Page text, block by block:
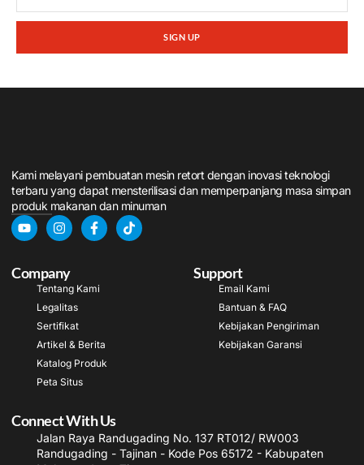
SIGN UP
Kami melayani pembuatan mesin retort dengan inovasi teknologi
terbaru yang dapat mensterilisasi dan memperpanjang masa simpan
produk makanan dan minuman
Company
Tentang Kami
Legalitas
Sertifikat
Artikel & Berita
Katalog Produk
Peta Situs
Support
Email Kami
Bantuan & FAQ
Kebijakan Pengiriman
Kebijakan Garansi
Connect With Us
Jalan Raya Randugading No. 137 RT012/ RW003
Randugading - Tajinan - Kode Pos 65172 - Kabupaten